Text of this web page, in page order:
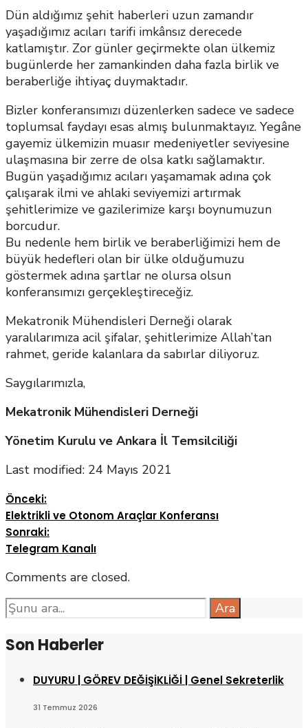
Dün aldığımız şehit haberleri uzun zamandır
yaşadığımız acıları tarifi imkânsız derecede
katlamıştır. Zor günler geçirmekte olan ülkemiz
bugünlerde her zamankinden daha fazla birlik ve
beraberliğe ihtiyaç duymaktadır.
Bizler konferansımızı düzenlerken sadece ve sadece
toplumsal faydayı esas almış bulunmaktayız. Yegâne
gayemiz ülkemizin muasır medeniyetler seviyesine
ulaşmasına bir zerre de olsa katkı sağlamaktır.
Bugün yaşadığımız acıları yaşamamak adına çok
çalışarak ilmi ve ahlaki seviyemizi artırmak
şehitlerimize ve gazilerimize karşı boynumuzun
borcudur.
Bu nedenle hem birlik ve beraberliğimizi hem de
büyük hedefleri olan bir ülke olduğumuzu
göstermek adına şartlar ne olursa olsun
konferansımızı gerçekleştireceğiz.
Mekatronik Mühendisleri Derneği olarak
yaralılarımıza acil şifalar, şehitlerimize Allah’tan
rahmet, geride kalanlara da sabırlar diliyoruz.
Saygılarımızla,
Mekatronik Mühendisleri Derneği
Yönetim Kurulu ve Ankara İl Temsilciliği
Last modified: 24 Mayıs 2021
Önceki:
Elektrikli ve Otonom Araçlar Konferansı
Sonraki:
Telegram Kanalı
Comments are closed.
Search
for:
Ara
Son Haberler
DUYURU | GÖREV DEĞİŞİKLİĞİ | Genel Sekreterlik
31 Temmuz 2026